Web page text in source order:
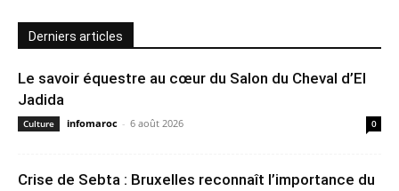
Derniers articles
Le savoir équestre au cœur du Salon du Cheval d’El
Jadida
Culture infomaroc - 6 août 2026 0
Crise de Sebta : Bruxelles reconnaît l’importance du